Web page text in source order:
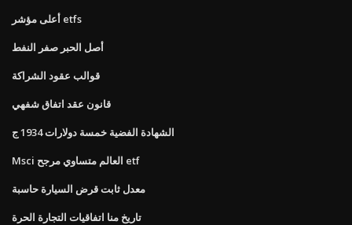
أعلى مؤشر etfs
أصل الحبر صفر النفط
قوالب عقود الشراكة
قانون عقد اتفاق شفهي
الشهادة الفضية خمسة دولارات 1934 ج
Msci العالم متساوي مرجح etf
معدل ثابت قرض السيارة حاسبة
تاريخ منا اتفاقيات التجارة الحرة